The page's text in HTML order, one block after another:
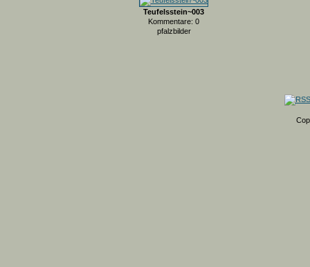
Teufelsstein~003
Kommentare: 0
pfalzbilder